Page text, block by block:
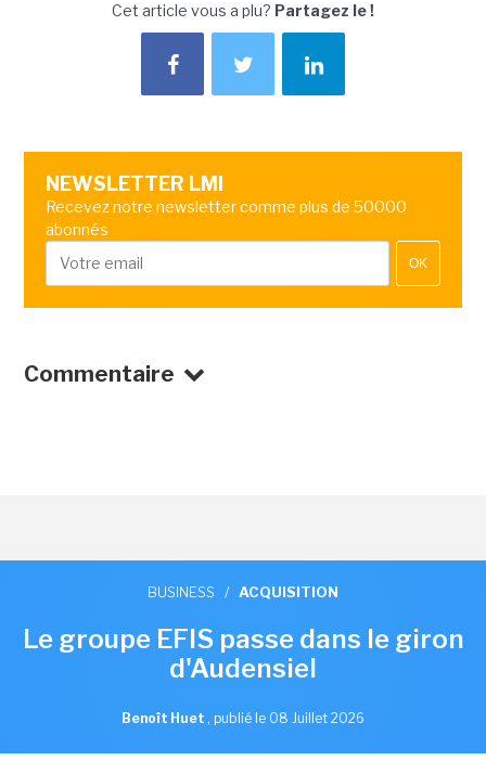
Cet article vous a plu? Partagez le !
NEWSLETTER LMI
Recevez notre newsletter comme plus de 50000
abonnés
OK
Commentaire
BUSINESS / ACQUISITION
Le groupe EFIS passe dans le giron
d'Audensiel
Benoît Huet , publié le 08 Juillet 2026